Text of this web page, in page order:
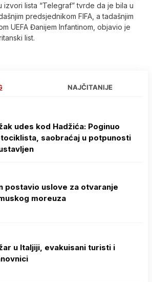
izvori lista “Telegraf” tvrde da je bila u
predsjednikom FIFA, a tadašnjim
UEFA Đanijem Infantinom, objavio je
list.
NAJČITANIJE
udes kod Hadžića: Poginuo
saobraćaj u potpunosti
postavio uslove za otvaranje
moreuza
u Italjiji, evakuisani turisti i